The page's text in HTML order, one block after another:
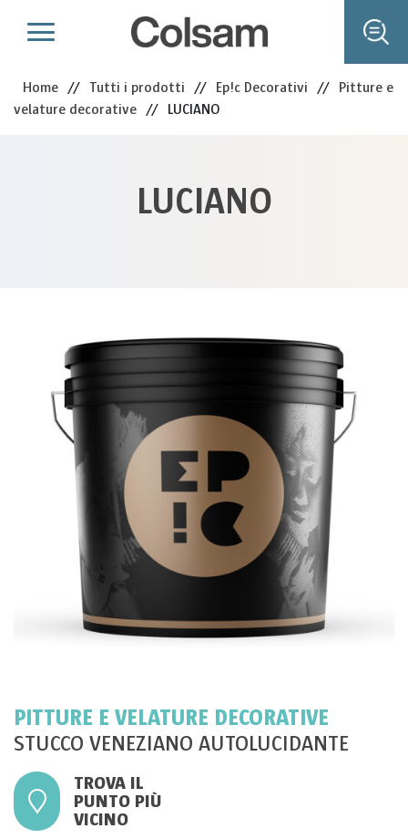
Home // Tutti i prodotti // Ep!c Decorativi // Pitture e
velature decorative // LUCIANO
LUCIANO
PITTURE E VELATURE DECORATIVE
STUCCO VENEZIANO AUTOLUCIDANTE
TROVA IL
PUNTO PIÙ
VICINO